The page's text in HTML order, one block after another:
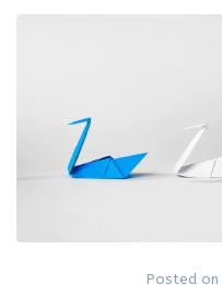
Posted on